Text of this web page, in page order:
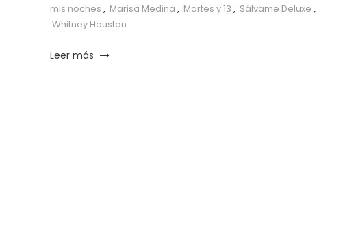
mis noches , Marisa Medina , Martes y 13 , Sálvame Deluxe ,
Whitney Houston
Leer más